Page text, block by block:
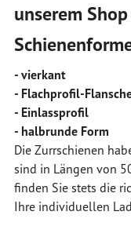
unserem
- vierkant
- Flachprofil-
- Einlassprofil
- halbrunde Form
Die Zurrschienen
sind in Längen von
finden Sie stets die
Ihre individuellen